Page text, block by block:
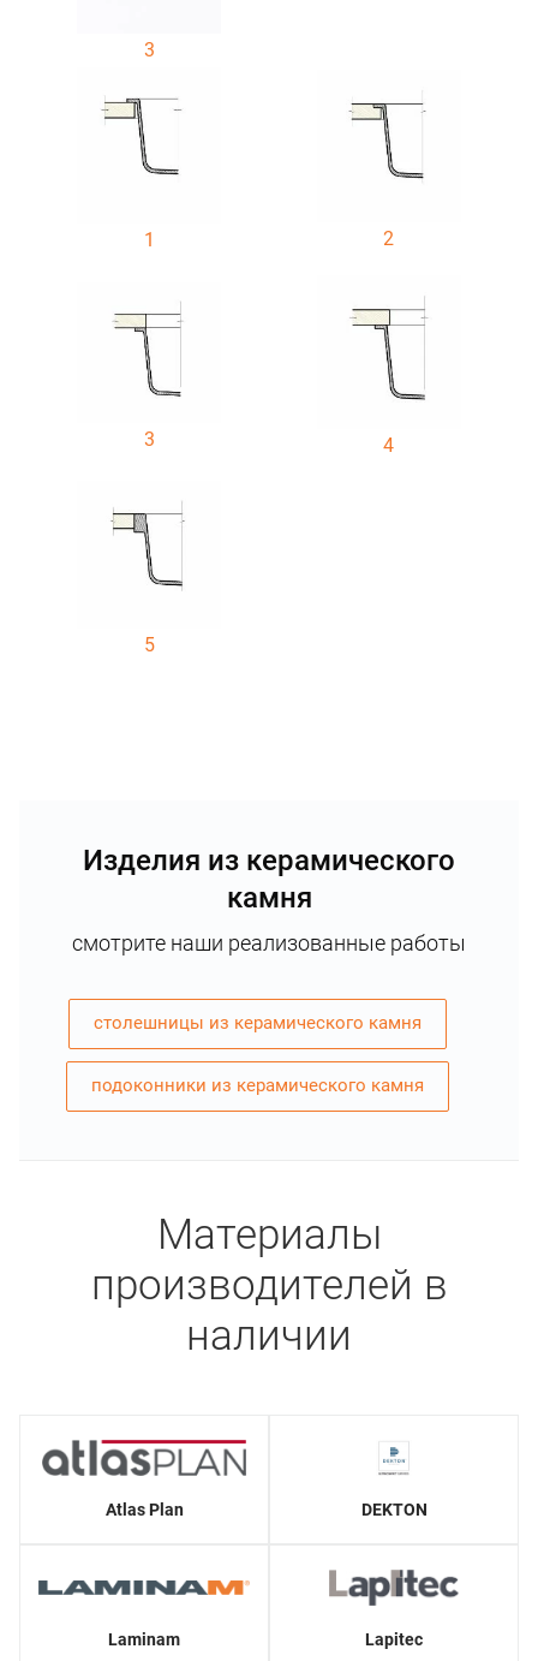
3
1 2
3 4
5
Изделия из керамического
камня
смотрите наши реализованные работы
столешницы из керамического камня
подоконники из керамического камня
Материалы
производителей в
наличии
Atlas Plan DEKTON
Laminam Lapitec